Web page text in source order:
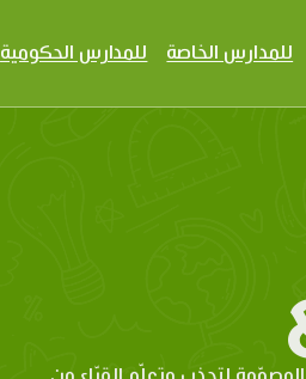
للمدارس الخاصة للمدارس الحكومية